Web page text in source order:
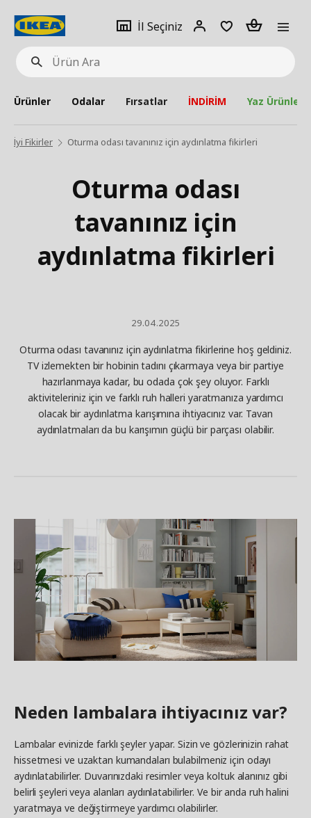
Ürün
Ara
İl Seçiniz
Giriş
Adet
Ürünler Odalar Fırsatlar İNDİRİM Yaz Ürünleri
İyi Fikirler Oturma odası tavanınız için aydınlatma fikirleri
Oturma odası
tavanınız için
aydınlatma fikirleri
29.04.2025
Oturma odası tavanınız için aydınlatma fikirlerine hoş geldiniz.
TV izlemekten bir hobinin tadını çıkarmaya veya bir partiye
hazırlanmaya kadar, bu odada çok şey oluyor. Farklı
aktiviteleriniz için ve farklı ruh halleri yaratmanıza yardımcı
olacak bir aydınlatma karışımına ihtiyacınız var. Tavan
aydınlatmaları da bu karışımın güçlü bir parçası olabilir.
Neden lambalara ihtiyacınız var?
Lambalar evinizde farklı şeyler yapar. Sizin ve gözlerinizin rahat
hissetmesi ve uzaktan kumandaları bulabilmeniz için odayı
aydınlatabilirler. Duvarınızdaki resimler veya koltuk alanınız gibi
belirli şeyleri veya alanları aydınlatabilirler. Ve bir anda ruh halini
yaratmaya ve değiştirmeye yardımcı olabilirler.